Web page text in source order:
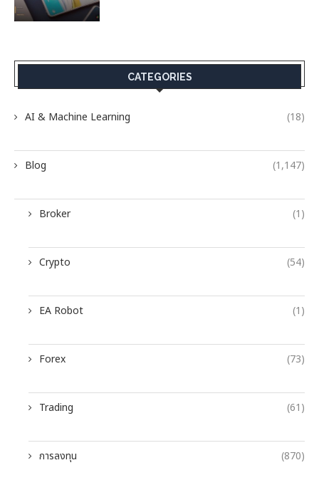
CATEGORIES
AI & Machine Learning (18)
Blog (1,147)
Broker (1)
Crypto (54)
EA Robot (1)
Forex (73)
Trading (61)
การลงทุน (870)